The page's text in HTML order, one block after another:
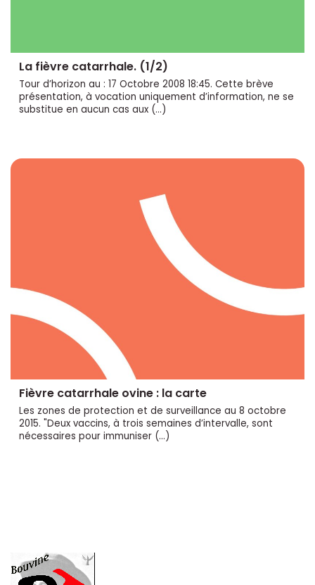
La fièvre catarrhale. (1/2)
Tour d’horizon au : 17 Octobre 2008 18:45. Cette brève
présentation, à vocation uniquement d’information, ne se
substitue en aucun cas aux (…)
Fièvre catarrhale ovine : la carte
Les zones de protection et de surveillance au 8 octobre
2015. "Deux vaccins, à trois semaines d’intervalle, sont
nécessaires pour immuniser (…)